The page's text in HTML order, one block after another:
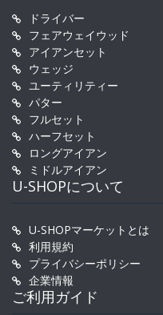
ドライバー
フェアウェイウッド
アイアンセット
ウェッジ
ユーティリティー
パター
フルセット
ハーフセット
ロングアイアン
ミドルアイアン
U-SHOPについて
U-SHOPマーケットとは
利用規約
プライバシーポリシー
企業情報
ご利用ガイド